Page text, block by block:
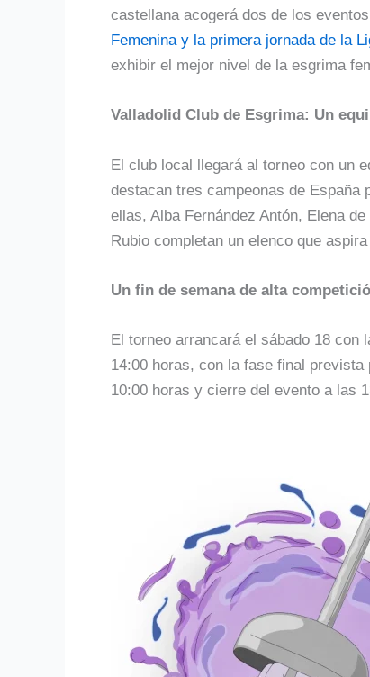
castellana acogerá dos de los
Femenina y la primera jornada de la
exhibir el mejor nivel de la esgrima
Valladolid Club de Esgrima: Un
El club local llegará al torneo con un
destacan tres campeonas de España
ellas, Alba Fernández Antón, Elena
Rubio completan un elenco que
Un fin de semana de alta
El torneo arrancará el sábado 18 con
14:00 horas, con la fase final
10:00 horas y cierre del evento a las